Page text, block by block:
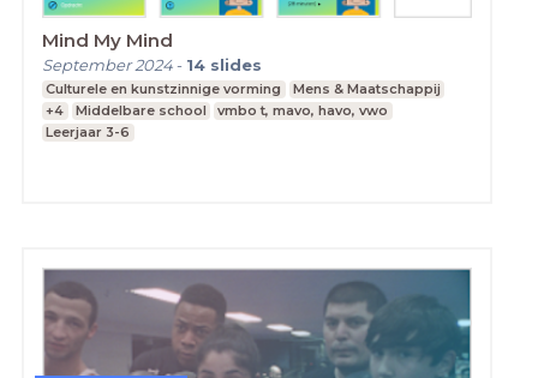
Mind My Mind
September 2024- 14 slides
Culturele en kunstzinnige vorming
Mens & Maatschappij
+4
Middelbare school
vmbo t, mavo, havo, vwo
Leerjaar 3-6